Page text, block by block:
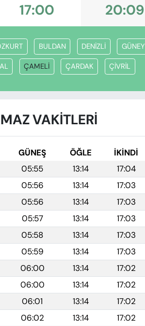
17:00 20:09
BULDAN DENİZLİ GÜNEY
ÇAMELİ ÇARDAK ÇİVRİL
VAKITLERI
GÜNEŞ ÖĞLE İKINDI
05:55 13:14 17:04
05:56 13:14 17:03
05:56 13:14 17:03
05:57 13:14 17:03
05:58 13:14 17:03
05:59 13:14 17:03
06:00 13:14 17:02
06:00 13:14 17:02
06:01 13:14 17:02
06:02 13:14 17:02